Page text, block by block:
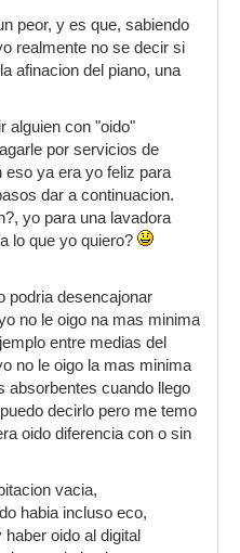
peor, y es que, sabiendo
realmente no se decir si
afinacion del piano, una
alguien con "oido"
por servicios de
eso ya era yo feliz para
dar a continuacion.
yo para una lavadora
lo que yo quiero?
podria desencajonar
no le oigo na mas minima
entre medias del
no le oigo la mas minima
absorbentes cuando llego
decirlo pero me temo
oido diferencia con o sin
vacia,
habia incluso eco,
oido al digital